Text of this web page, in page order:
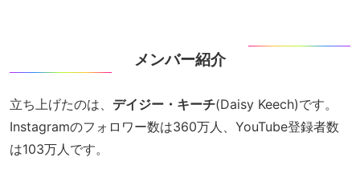
メンバー紹介
立ち上げたのは、 デイジー・キーチ(Daisy Keech)です。
Instagramのフォロワー数は360万人、YouTube登録者数
は103万人です。